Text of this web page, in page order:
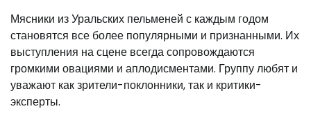
Мясники из Уральских пельменей с каждым годом
становятся все более популярными и признанными. Их
выступления на сцене всегда сопровождаются
громкими овациями и аплодисментами. Группу любят и
уважают как зрители-поклонники, так и критики-
эксперты.